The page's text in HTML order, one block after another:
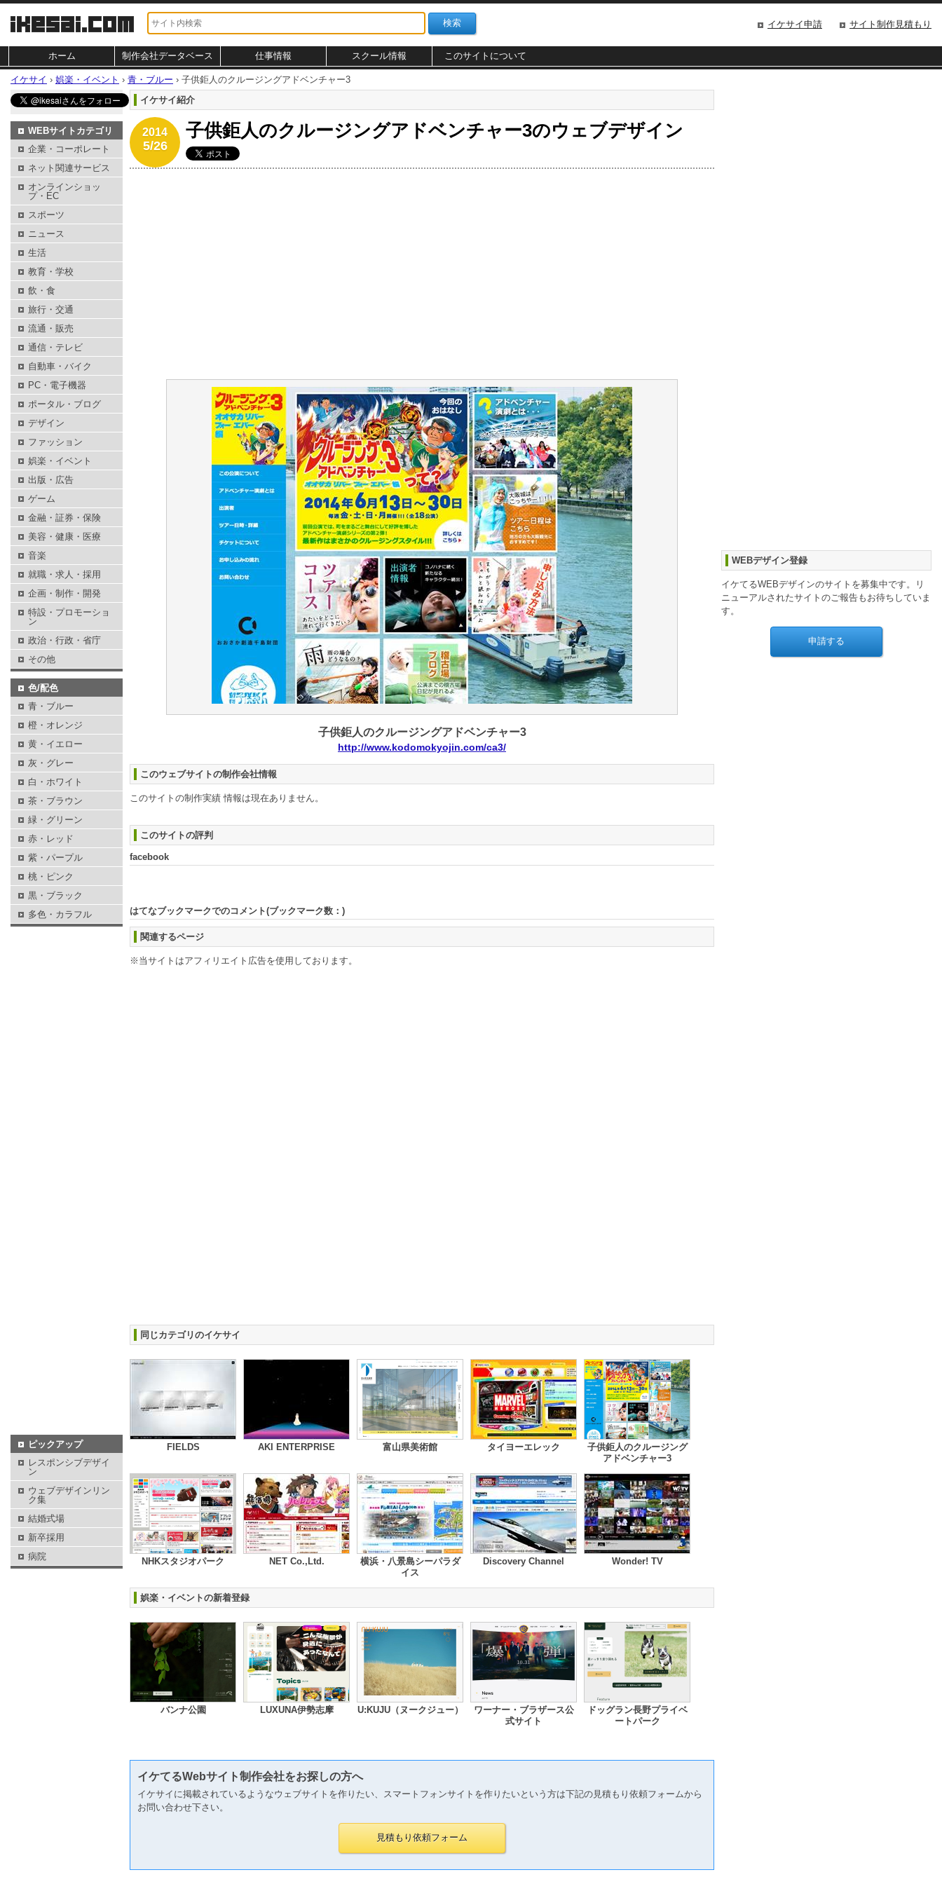
ホーム 制作会社データベース 仕事情報 スクール情報 このサイトについて
イケサイ申請 サイト制作見積もり
イケサイ › 娯楽・イベント › 青・ブルー › 子供鉅人のクルージングアドベンチャー3
イケサイ紹介
2014
5/26
子供鉅人のクルージングアドベンチャー3のウェブデザイン
子供鉅人のクルージングアドベンチャー3
http://www.kodomokyojin.com/ca3/
このウェブサイトの制作会社情報
このサイトの制作実績 情報は現在ありません。
このサイトの評判
facebook
はてなブックマークでのコメント(ブックマーク数： )
関連するページ
※当サイトはアフィリエイト広告を使用しております。
同じカテゴリのイケサイ
FIELDS AKI ENTERPRISE 富山県美術館 タイヨーエレック
子供鉅人のクルージング
アドベンチャー3
NHKスタジオパーク NET Co.,Ltd.
横浜・八景島シーパラダ
イス
Discovery Channel Wonder! TV
娯楽・イベントの新着登録
バンナ公園 LUXUNA伊勢志摩 U:KUJU（ヌークジュー）
ワーナー・ブラザース公
式サイト
ドッグラン長野プライベ
ートパーク
イケてるWebサイト制作会社をお探しの方へ
イケサイに掲載されているようなウェブサイトを作りたい、スマートフォンサイトを作りたいという方は下記の見積もり依頼フォームから
お問い合わせ下さい。
WEBデザイン登録
イケてるWEBデザインのサイトを募集中です。リ
ニューアルされたサイトのご報告もお待ちしていま
す。
WEBサイトカテゴリ
企業・コーポレート
ネット関連サービス
オンラインショッ
プ・EC
スポーツ
ニュース
生活
教育・学校
飲・食
旅行・交通
流通・販売
通信・テレビ
自動車・バイク
PC・電子機器
ポータル・ブログ
デザイン
ファッション
娯楽・イベント
出版・広告
ゲーム
金融・証券・保険
美容・健康・医療
音楽
就職・求人・採用
企画・制作・開発
特設・プロモーショ
ン
政治・行政・省庁
その他
色/配色
青・ブルー
橙・オレンジ
黄・イエロー
灰・グレー
白・ホワイト
茶・ブラウン
緑・グリーン
赤・レッド
紫・パープル
桃・ピンク
黒・ブラック
多色・カラフル
ピックアップ
レスポンシブデザイ
ン
ウェブデザインリン
ク集
結婚式場
新卒採用
病院